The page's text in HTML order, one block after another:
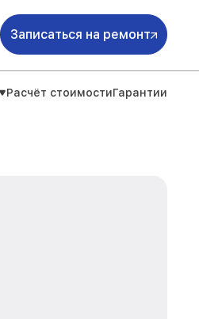
Записаться на ремонт
Расчёт стоимостиГарантии